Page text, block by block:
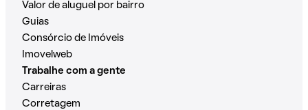
Valor de aluguel por bairro
Guias
Consórcio de Imóveis
Imovelweb
Trabalhe com a gente
Carreiras
Corretagem